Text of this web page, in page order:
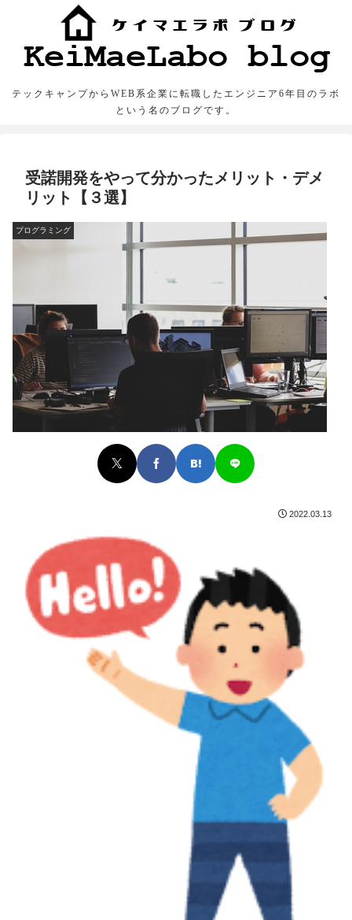
テックキャンプからWEB系企業に転職したエンジニア6年目のラボ
という名のブログです。
受諾開発をやって分かったメリット・デメ
リット【３選】
プログラミング
2022.03.13